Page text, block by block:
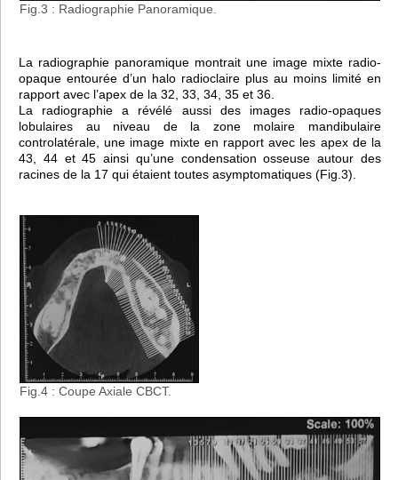
Fig.3 : Radiographie Panoramique.
La radiographie panoramique montrait une image mixte radio-
opaque entourée d’un halo radioclaire plus au moins limité en
rapport avec l’apex de la 32, 33, 34, 35 et 36.
La radiographie a révélé aussi des images radio-opaques
lobulaires au niveau de la zone molaire mandibulaire
controlatérale, une image mixte en rapport avec les apex de la
43, 44 et 45 ainsi qu’une condensation osseuse autour des
racines de la 17 qui étaient toutes asymptomatiques (Fig.3).
Fig.4 : Coupe Axiale CBCT.